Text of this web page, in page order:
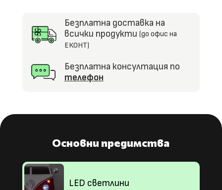
Безплатна доставка на
всички продукти (до офис на
ЕКОНТ)
Безплатна консултация по
телефон
Основни предимства
LED светлини